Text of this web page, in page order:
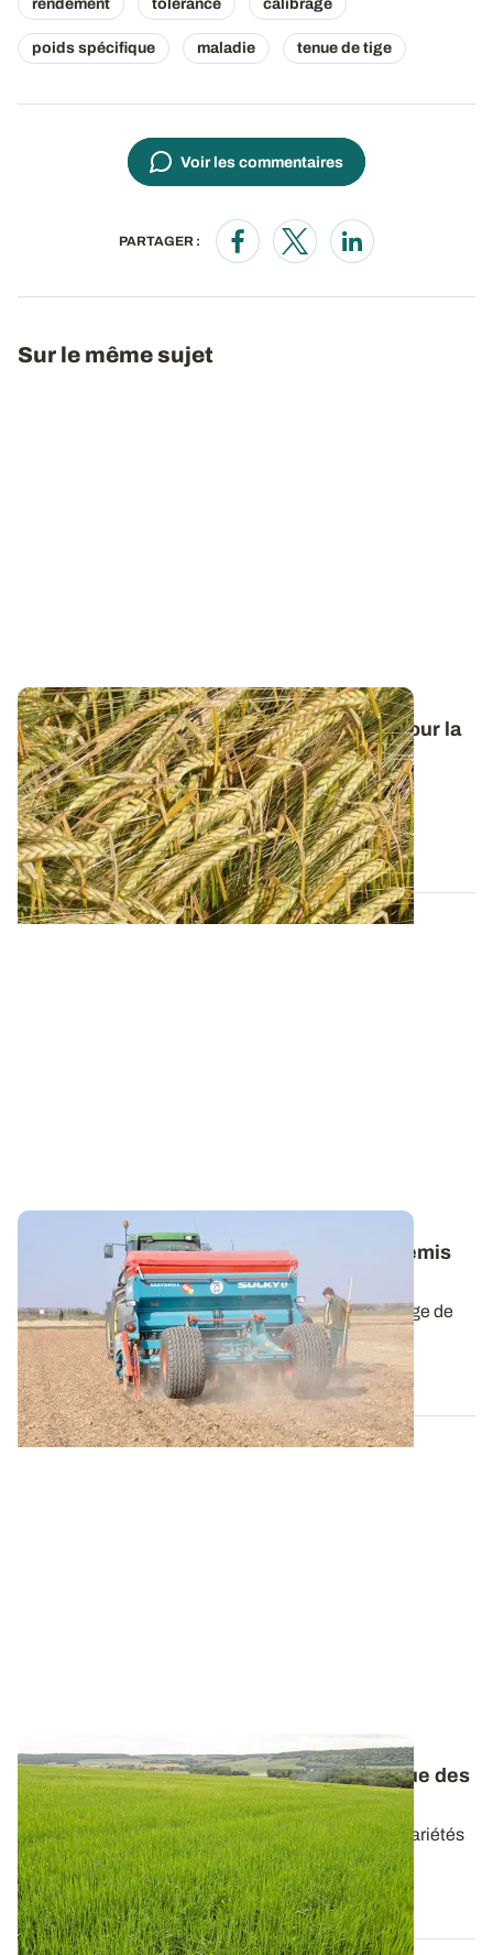
rendement tolérance calibrage
poids spécifique maladie tenue de tige
Voir les commentaires
PARTAGER :
Opens in a new window
Opens in a new window
Opens in a new
Sur le même sujet
Orge de printemps : nos préconisations pour la
campagne 2026
Retrouvez tous les résultats d’essais de la dernière
campagne et nos préconisations pour...
13 FÉVR. 2026
Orge de printemps : le créneau idéal de semis
se situe entre le 15 février et le 15 mars
Le choix de la date de semis est primordial pour l'orge de
printemps. Une date de semis...
01 FÉVR. 2024
Orges d’hiver et de printemps : le catalogue des
variétés réactualisé
Retrouvez les caractéristiques de l’ensemble des variétés
d’orges disponibles en 2026...
20 AVR. 2026